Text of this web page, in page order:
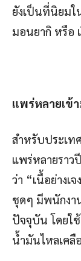
ยังเป็นที่นิยมใ
มอนยากิ หรือ
แพร่หลายเข้
สำหรับประเท
แพร่หลายราว
ว่า “เนื้อย่างเ
ชุดๆ มีพนักงา
ปัจจุบัน โดยใ
น้ำมันไหลเคลื